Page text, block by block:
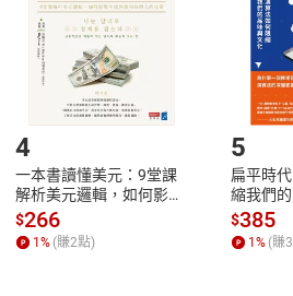
有別於一般武俠的刀光劍影，有了
作的兩部《阿鼻劍》，第一部〈尋
場，然後回頭講他的前世，最後再
劍》漫畫。
貨。
號，下載書籍後看書
4
一本書讀懂美元：9堂課
解析美元邏輯，如何影響
全球經濟和每個人的投資
【電子書】
$266
1% (賺2點)
5
扁平時
縮我們
子書】
$385
1% (賺3